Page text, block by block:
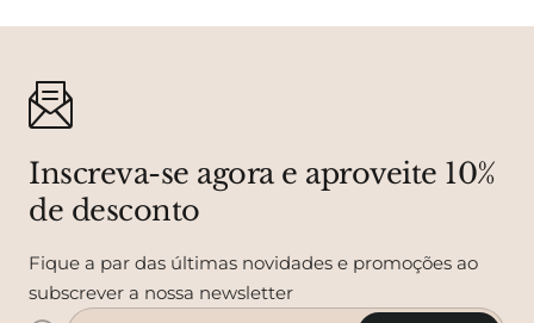
Inscreva-se agora e aproveite 10%
de desconto
Fique a par das últimas novidades e promoções ao
subscrever a nossa newsletter
O